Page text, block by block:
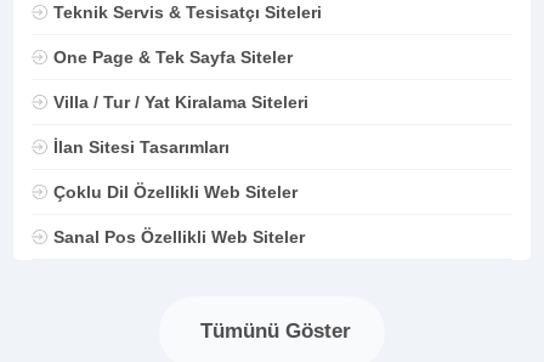
Teknik Servis & Tesisatçı Siteleri
One Page & Tek Sayfa Siteler
Villa / Tur / Yat Kiralama Siteleri
İlan Sitesi Tasarımları
Çoklu Dil Özellikli Web Siteler
Sanal Pos Özellikli Web Siteler
Tümünü Göster